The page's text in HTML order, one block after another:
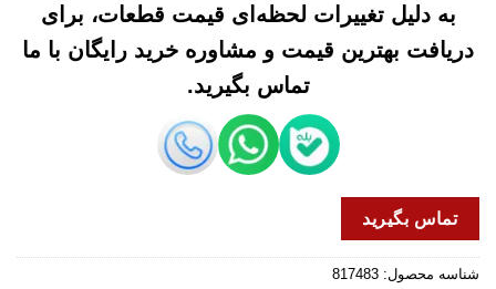
به دلیل تغییرات لحظه‌ای قیمت قطعات، برای
دریافت بهترین قیمت و مشاوره خرید رایگان با ما
تماس بگیرید.
تماس بگیرید
شناسه محصول: 817483